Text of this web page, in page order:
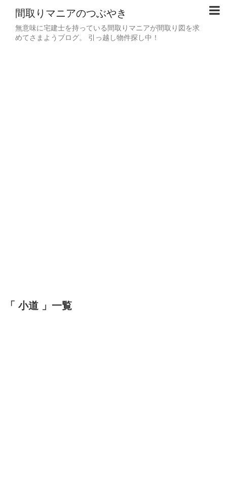
間取りマニアのつぶやき
無意味に宅建士を持っている間取りマニアが間取り図を求
めてさまようブログ。 引っ越し物件探し中！
「 小道 」一覧